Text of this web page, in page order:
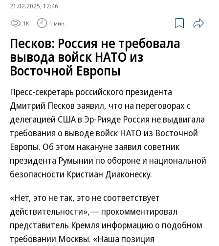
21.02.2025, 12:46
1K 1 мин.
Песков: Россия не требовала
вывода войск НАТО из
Восточной Европы
Пресс-секретарь российского президента
Дмитрий Песков заявил, что на переговорах с
делегацией США в Эр-Рияде Россия не выдвигала
требования о выводе войск НАТО из Восточной
Европы. Об этом накануне заявил советник
президента Румынии по обороне и национальной
безопасности Кристиан Диаконеску.
«Нет, это не так, это не соответствует
действительности»,— прокомментировал
представитель Кремля информацию о подобном
требовании Москвы. «Наша позиция